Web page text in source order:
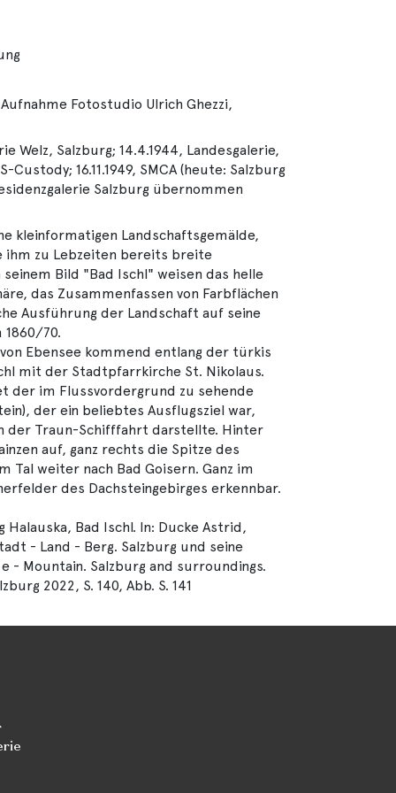
Fotostudio Ulrich Ghezzi,
Welz, Salzburg; 14.4.1944, Landesgalerie,
Custody; 16.11.1949, SMCA (heute: Salzburg
Salzburg übernommen
kleinformatigen Landschaftsgemälde,
ihm zu Lebzeiten bereits breite
Bild "Bad Ischl" weisen das helle
das Zusammenfassen von Farbflächen
Ausführung der Landschaft auf seine
70.
Ebensee kommend entlang der türkis
mit der Stadtpfarrkirche St. Nikolaus.
der im Flussvordergrund zu sehende
der ein beliebtes Ausflugsziel war,
der Traun-Schifffahrt darstellte. Hinter
auf, ganz rechts die Spitze des
Tal weiter nach Bad Goisern. Ganz im
des Dachsteingebirges erkennbar.
Bad Ischl. In: Ducke Astrid,
- Land - Berg. Salzburg und seine
- Mountain. Salzburg and surroundings.
2022, S. 140, Abb. S. 141